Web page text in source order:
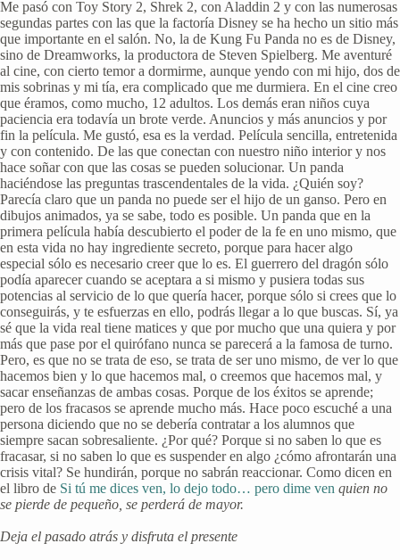
Me pasó con Toy Story 2, Shrek 2, con Aladdin 2 y con las numerosas
segundas partes con las que la factoría Disney se ha hecho un sitio más
que importante en el salón. No, la de Kung Fu Panda no es de Disney,
sino de Dreamworks, la productora de Steven Spielberg. Me aventuré
al cine, con cierto temor a dormirme, aunque yendo con mi hijo, dos de
mis sobrinas y mi tía, era complicado que me durmiera. En el cine creo
que éramos, como mucho, 12 adultos. Los demás eran niños cuya
paciencia era todavía un brote verde. Anuncios y más anuncios y por
fin la película. Me gustó, esa es la verdad. Película sencilla, entretenida
y con contenido. De las que conectan con nuestro niño interior y nos
hace soñar con que las cosas se pueden solucionar. Un panda
haciéndose las preguntas trascendentales de la vida. ¿Quién soy?
Parecía claro que un panda no puede ser el hijo de un ganso. Pero en
dibujos animados, ya se sabe, todo es posible. Un panda que en la
primera película había descubierto el poder de la fe en uno mismo, que
en esta vida no hay ingrediente secreto, porque para hacer algo
especial sólo es necesario creer que lo es. El guerrero del dragón sólo
podía aparecer cuando se aceptara a si mismo y pusiera todas sus
potencias al servicio de lo que quería hacer, porque sólo si crees que lo
conseguirás, y te esfuerzas en ello, podrás llegar a lo que buscas. Sí, ya
sé que la vida real tiene matices y que por mucho que una quiera y por
más que pase por el quirófano nunca se parecerá a la famosa de turno.
Pero, es que no se trata de eso, se trata de ser uno mismo, de ver lo que
hacemos bien y lo que hacemos mal, o creemos que hacemos mal, y
sacar enseñanzas de ambas cosas. Porque de los éxitos se aprende;
pero de los fracasos se aprende mucho más. Hace poco escuché a una
persona diciendo que no se debería contratar a los alumnos que
siempre sacan sobresaliente. ¿Por qué? Porque si no saben lo que es
fracasar, si no saben lo que es suspender en algo ¿cómo afrontarán una
crisis vital? Se hundirán, porque no sabrán reaccionar. Como dicen en
el libro de Si tú me dices ven, lo dejo todo… pero dime ven quien no
se pierde de pequeño, se perderá de mayor.
Deja el pasado atrás y disfruta el presente